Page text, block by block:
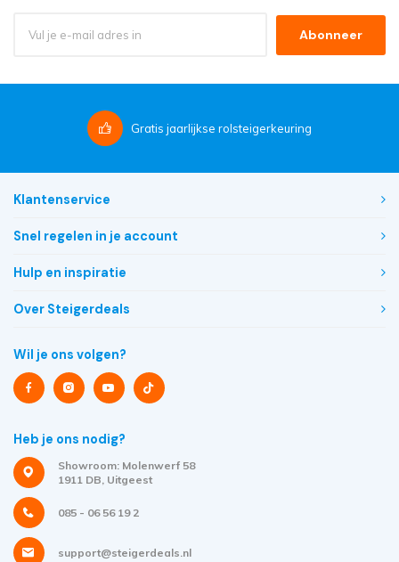
Abonneer
Gratis jaarlijkse rolsteigerkeuring
Klantenservice
Snel regelen in je account
Hulp en inspiratie
Over Steigerdeals
Wil je ons volgen?
Heb je ons nodig?
Showroom: Molenwerf 58
1911 DB, Uitgeest
085 - 06 56 19 2
support@steigerdeals.nl